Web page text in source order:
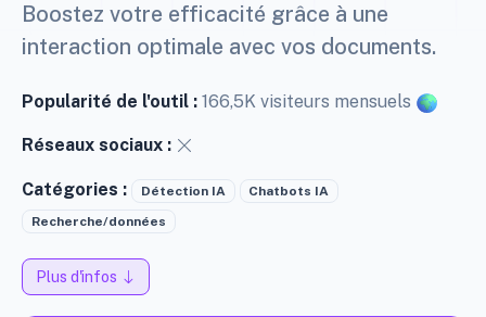
Boostez votre efficacité grâce à une
interaction optimale avec vos documents.
Popularité de l'outil : 166,5K visiteurs mensuels
Réseaux sociaux :
Catégories : Détection IA Chatbots IA
Recherche/données
Plus d'infos